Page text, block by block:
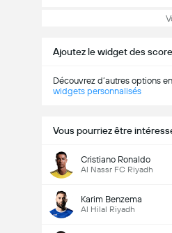
Ajoutez le widget des
Découvrez d’autres options en
widgets personnalisés
Vous pourriez être
Cristiano Ronaldo
Al Nassr FC Riyadh
Karim Benzema
Al Hilal Riyadh